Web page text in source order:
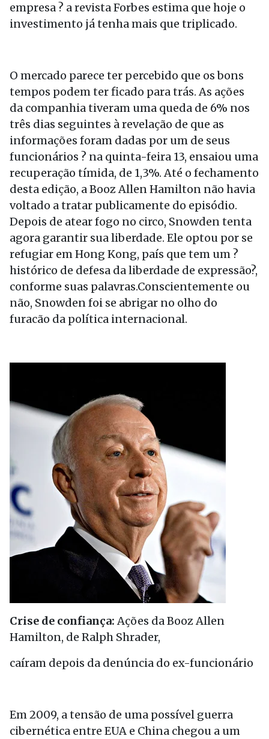
empresa ? a revista Forbes estima que hoje o
investimento já tenha mais que triplicado.
O mercado parece ter percebido que os bons
tempos podem ter ficado para trás. As ações
da companhia tiveram uma queda de 6% nos
três dias seguintes à revelação de que as
informações foram dadas por um de seus
funcionários ? na quinta-feira 13, ensaiou uma
recuperação tímida, de 1,3%. Até o fechamento
desta edição, a Booz Allen Hamilton não havia
voltado a tratar publicamente do episódio.
Depois de atear fogo no circo, Snowden tenta
agora garantir sua liberdade. Ele optou por se
refugiar em Hong Kong, país que tem um ?
histórico de defesa da liberdade de expressão?,
conforme suas palavras.Conscientemente ou
não, Snowden foi se abrigar no olho do
furacão da política internacional.
Crise de confiança:Ações da Booz Allen
Hamilton, de Ralph Shrader,
caíram depois da denúncia do ex-funcionário
Em 2009, a tensão de uma possível guerra
cibernética entre EUA e China chegou a um